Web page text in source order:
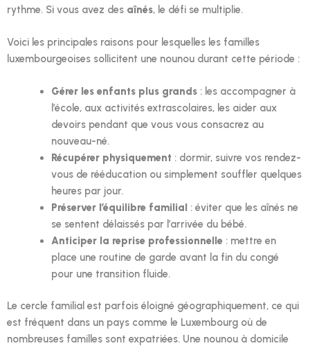
rythme. Si vous avez des aînés, le défi se multiplie.
Voici les principales raisons pour lesquelles les familles
luxembourgeoises sollicitent une nounou durant cette période :
Gérer les enfants plus grands: les accompagner à
l’école, aux activités extrascolaires, les aider aux
devoirs pendant que vous vous consacrez au
nouveau-né.
Récupérer physiquement : dormir, suivre vos rendez-
vous de rééducation ou simplement souffler quelques
heures par jour.
Préserver l’équilibre familial : éviter que les aînés ne
se sentent délaissés par l’arrivée du bébé.
Anticiper la reprise professionnelle: mettre en
place une routine de garde avant la fin du congé
pour une transition fluide.
Le cercle familial est parfois éloigné géographiquement, ce qui
est fréquent dans un pays comme le Luxembourg où de
nombreuses familles sont expatriées. Une nounou à domicile